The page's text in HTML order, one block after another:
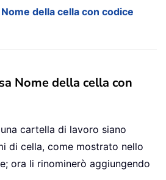
della cella con codice
Nome della cella con
cartella di lavoro siano
di cella, come mostrato nello
ora li rinominerò aggiungendo